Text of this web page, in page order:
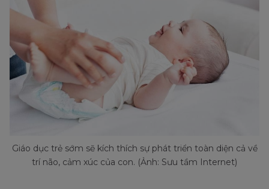
Giáo dục trẻ sớm sẽ kích thích sự phát triển toàn diện cả về
trí não, cảm xúc của con. (Ảnh: Sưu tầm Internet)